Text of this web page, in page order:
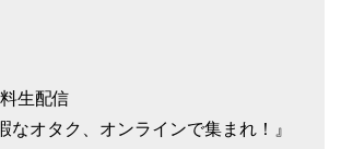
生配信
なオタク、オンラインで集まれ！』